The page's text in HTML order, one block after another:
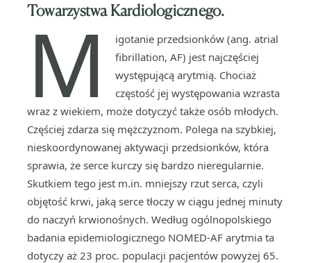
Towarzystwa Kardiologicznego.
M
igotanie przedsionków (ang. atrial
fibrillation, AF) jest najczęściej
występującą arytmią. Chociaż
częstość jej występowania wzrasta
wraz z wiekiem, może dotyczyć także osób młodych.
Częściej zdarza się mężczyznom. Polega na szybkiej,
nieskoordynowanej aktywacji przedsionków, która
sprawia, że serce kurczy się bardzo nieregularnie.
Skutkiem tego jest m.in. mniejszy rzut serca, czyli
objętość krwi, jaką serce tłoczy w ciągu jednej minuty
do naczyń krwionośnych. Według ogólnopolskiego
badania epidemiologicznego NOMED-AF arytmia ta
dotyczy aż 23 proc. populacji pacjentów powyżej 65.